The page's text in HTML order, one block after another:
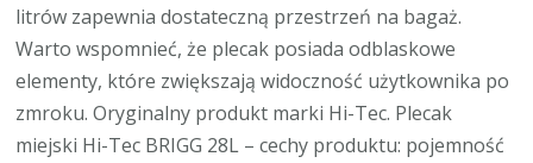
litrów zapewnia dostateczną przestrzeń na bagaż.
Warto wspomnieć, że plecak posiada odblaskowe
elementy, które zwiększają widoczność użytkownika po
zmroku. Oryginalny produkt marki Hi-Tec. Plecak
miejski Hi-Tec BRIGG 28L – cechy produktu: pojemność